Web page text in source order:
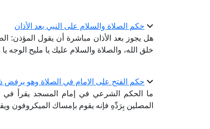
حكم الصلاة والسلام على النبي بعد الأذان
هل يجوز بعد الأذان مباشرة أن يقول المؤذن:
خلق الله، والصلاة والسلام عليك يا مليح
حكم الفتح على الإمام في الصلاة وهو يرفض
ما الحكم الشرعي في إمام المسجد يقرأ في
المصلين بِرَدِّهِ فإنه يقوم بإمساك الميكروفون